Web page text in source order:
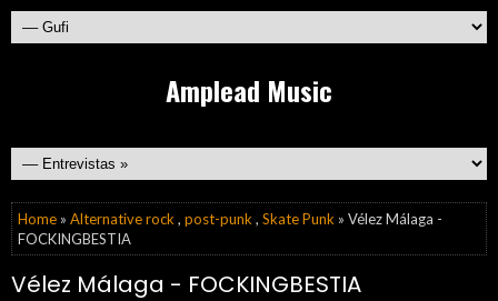
Amplead Music
Home » Alternative rock , post-punk , Skate Punk » Vélez Málaga -
FOCKINGBESTIA
Vélez Málaga - FOCKINGBESTIA